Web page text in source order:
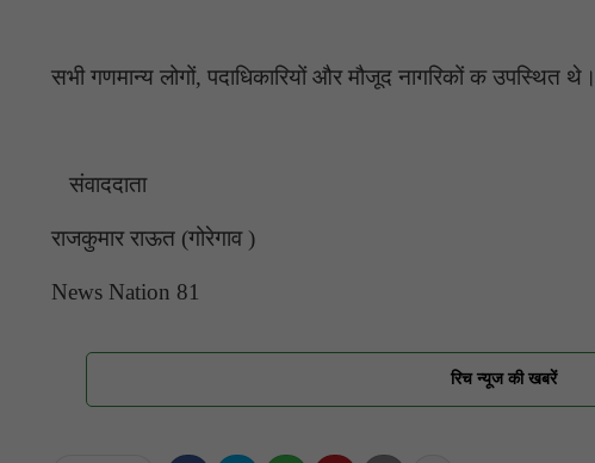
सभी गणमान्य लोगों, पदाधिकारियों और मौजूद नागरिकों क उपस्थित थे।
संवाददाता
राजकुमार राऊत (गोरेगाव )
News Nation 81
रिच न्यूज की खबरें